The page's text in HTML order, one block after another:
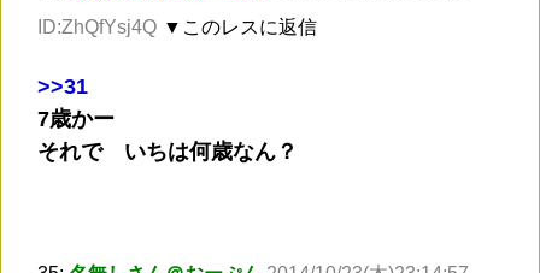
ID:ZhQfYsj4Q ▼このレスに返信
>>31
7歳かー
それで いちは何歳なん？